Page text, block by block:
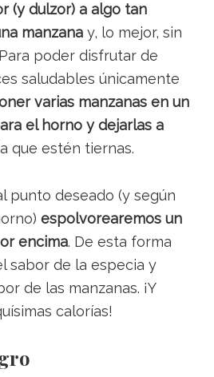
(y dulzor) a algo tan
manzana y, lo mejor, sin
poder disfrutar de
saludables únicamente
varias manzanas en un
el horno y dejarlas a
que estén tiernas.
punto deseado (y según
espolvorearemos un
encima. De esta forma
sabor de la especia y
de las manzanas. ¡Y
calorías!